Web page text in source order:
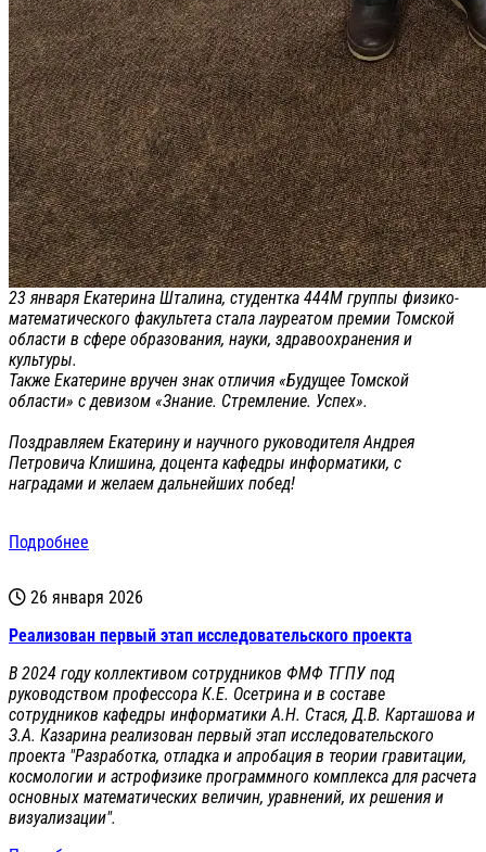
23 января Екатерина Шталина, студентка 444М группы физико-
математического факультета стала лауреатом премии Томской
области в сфере образования, науки, здравоохранения и
культуры.
Также Екатерине вручен знак отличия «Будущее Томской
области» с девизом «Знание. Стремление. Успех».
Поздравляем Екатерину и научного руководителя Андрея
Петровича Клишина, доцента кафедры информатики, с
наградами и желаем дальнейших побед!
Подробнее
26 января 2026
Реализован первый этап исследовательского проекта
В 2024 году коллективом сотрудников ФМФ ТГПУ под
руководством профессора К.Е. Осетрина и в составе
сотрудников кафедры информатики А.Н. Стася, Д.В. Карташова и
З.А. Казарина реализован первый этап исследовательского
проекта "Разработка, отладка и апробация в теории гравитации,
космологии и астрофизике программного комплекса для расчета
основных математических величин, уравнений, их решения и
визуализации".